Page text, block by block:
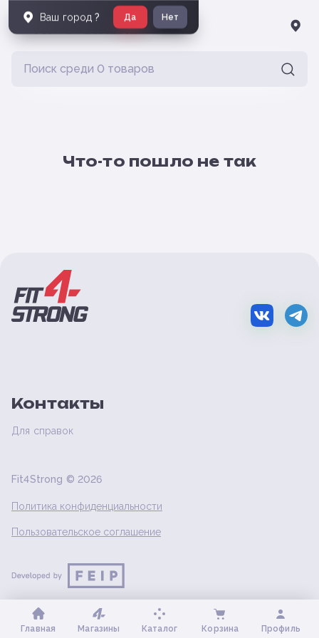
Что-то пошло не так
Контакты
Для справок
Fit4Strong © 2026
Политика конфиденциальности
Пользовательское соглашение
Главная Магазины Каталог Корзина Профиль
Ваш город ? Да Нет